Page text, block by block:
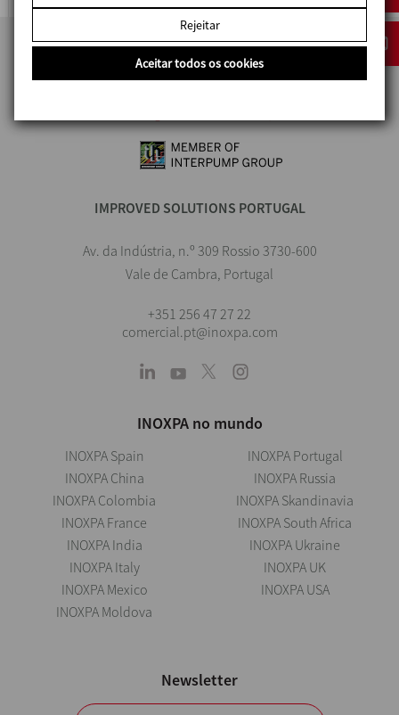
IMPROVED SOLUTIONS PORTUGAL
Av. da Indústria, n.º 309 Rossio 3730-600
Vale de Cambra, Portugal
+351 256 47 27 22
comercial.pt@inoxpa.com
INOXPA no mundo
INOXPA Spain
INOXPA China
INOXPA Colombia
INOXPA France
INOXPA India
INOXPA Italy
INOXPA Mexico
INOXPA Moldova
INOXPA Portugal
INOXPA Russia
INOXPA Skandinavia
INOXPA South Africa
INOXPA Ukraine
INOXPA UK
INOXPA USA
Newsletter
Rejeitar
Aceitar todos os cookies